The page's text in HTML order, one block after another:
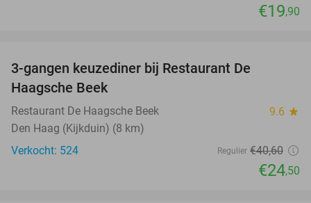
€19,90
3-gangen keuzediner bij Restaurant De
Haagsche Beek
Restaurant De Haagsche Beek 9.6 star
Den Haag (Kijkduin) (8 km)
Verkocht: 524
Regulier €40,60
€24,50